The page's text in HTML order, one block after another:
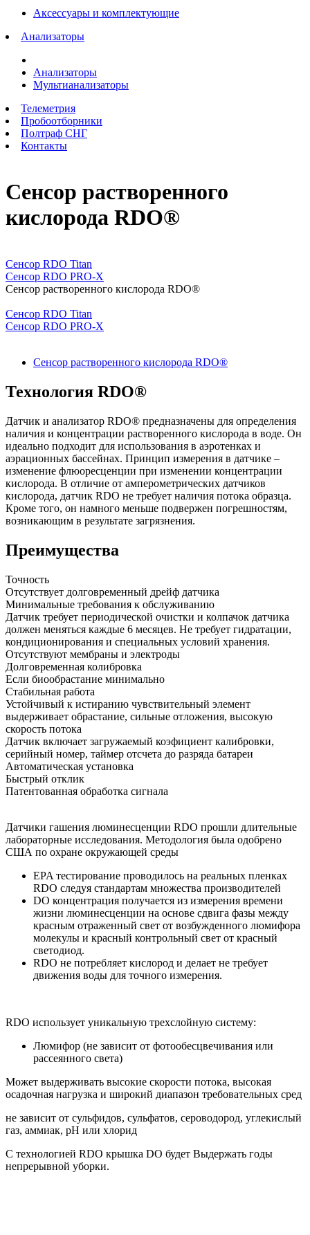
Аксессуары и комплектующие
Анализаторы
Анализаторы
Мультианализаторы
Телеметрия
Пробоотборники
Полтраф СНГ
Контакты
Сенсор растворенного
кислорода RDO®
Сенсор RDO Titan
Сенсор RDO PRO-X
Сенсор растворенного кислорода RDO®
Сенсор RDO Titan
Сенсор RDO PRO-X
Сенсор растворенного кислорода RDO®
Технология RDO®
Датчик и анализатор RDO® предназначены для определения
наличия и концентрации растворенного кислорода в воде. Он
идеально подходит для использования в аэротенках и
аэрационных бассейнах. Принцип измерения в датчике –
изменение флюоресценции при изменении концентрации
кислорода. В отличие от амперометрических датчиков
кислорода, датчик RDO не требует наличия потока образца.
Кроме того, он намного меньше подвержен погрешностям,
возникающим в результате загрязнения.
Преимущества
Точность
Отсутствует долговременный дрейф датчика
Минимальные требования к обслуживанию
Датчик требует периодической очистки и колпачок датчика
должен меняться каждые 6 месяцев. Не требует гидратации,
кондиционирования и специальных условий хранения.
Отсутствуют мембраны и электроды
Долговременная колибровка
Если биообрастание минимально
Стабильная работа
Устойчивый к истиранию чувствительный элемент
выдерживает обрастание, сильные отложения, высокую
скорость потока
Датчик включает загружаемый коэфициент калибровки,
серийный номер, таймер отсчета до разряда батареи
Автоматическая установка
Быстрый отклик
Патентованная обработка сигнала
Датчики гашения люминесценции RDO прошли длительные
лабораторные исследования. Методология была одобрено
США по охране окружающей среды
EPA тестирование проводилось на реальных пленках
RDO следуя стандартам множества производителей
DO концентрация получается из измерения времени
жизни люминесценции на основе сдвига фазы между
красным отраженный свет от возбужденного люмифора
молекулы и красный контрольный свет от красный
светодиод.
RDO не потребляет кислород и делает не требует
движения воды для точного измерения.
RDO использует уникальную трехслойную систему:
Люмифор (не зависит от фотообесцвечивания или
рассеянного света)
Может выдерживать высокие скорости потока, высокая
осадочная нагрузка и широкий диапазон требовательных сред
не зависит от сульфидов, сульфатов, сероводород, углекислый
газ, аммиак, рН или хлорид
С технологией RDO крышка DO будет Выдержать годы
непрерывной уборки.